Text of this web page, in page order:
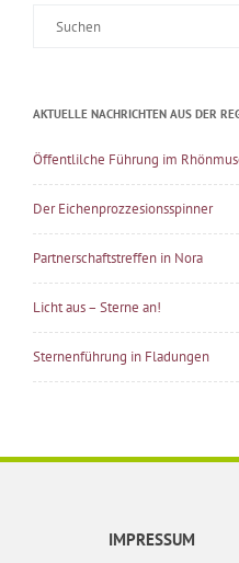
AKTUELLE NACHRICHTEN AUS DER
Öffentlilche Führung im
Der Eichenprozzesionsspinner
Partnerschaftstreffen in Nora
Licht aus – Sterne an!
Sternenführung in Fladungen
IMPRESSUM